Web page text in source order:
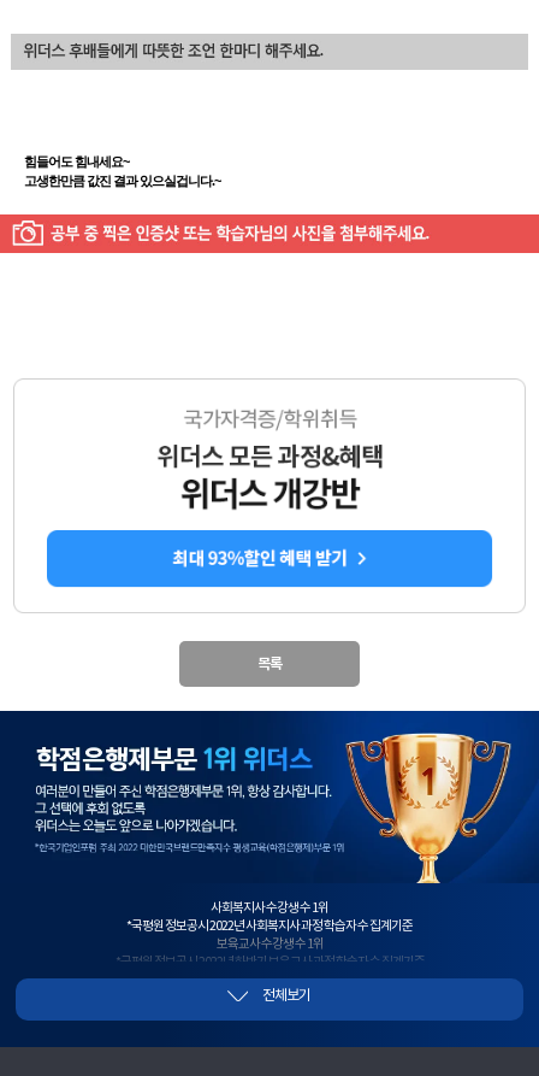
힘들어도 힘내세요~
고생한만큼 값진 결과 있으실겁니다.~
목록
사회복지사 수강생 수 1위
*국평원 정보공시 2022년 사회복지사 과정 학습자 수 집계기준
보육교사 수강생 수 1위
*국평원 정보공시 2022년 하반기 보육교사 과정 학습자 수 집계기준
사회복지사+보육교사 수강생 수 1위
*국평원 정보공시, 2022년 하반기 사회복지사+보육교사 과정 이수 과목 학습자 수 합산 기준
전체보기